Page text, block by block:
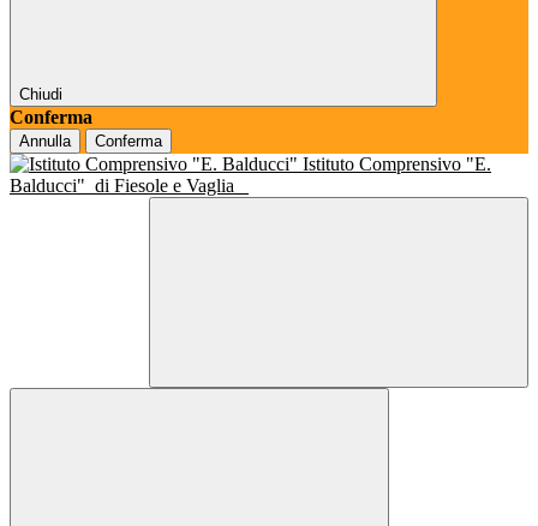
Chiudi
Conferma
Annulla Conferma
Istituto Comprensivo "E.
Balducci" di Fiesole e Vaglia